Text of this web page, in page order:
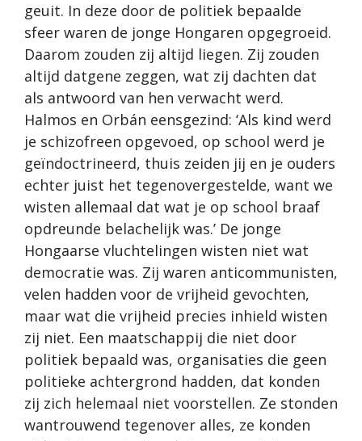
geuit. In deze door de politiek bepaalde
sfeer waren de jonge Hongaren opgegroeid.
Daarom zouden zij altijd liegen. Zij zouden
altijd datgene zeggen, wat zij dachten dat
als antwoord van hen verwacht werd.
Halmos en Orbán eensgezind: ‘Als kind werd
je schizofreen opgevoed, op school werd je
geïndoctrineerd, thuis zeiden jij en je ouders
echter juist het tegenovergestelde, want we
wisten allemaal dat wat je op school braaf
opdreunde belachelijk was.’ De jonge
Hongaarse vluchtelingen wisten niet wat
democratie was. Zij waren anticommunisten,
velen hadden voor de vrijheid gevochten,
maar wat die vrijheid precies inhield wisten
zij niet. Een maatschappij die niet door
politiek bepaald was, organisaties die geen
politieke achtergrond hadden, dat konden
zij zich helemaal niet voorstellen. Ze stonden
wantrouwend tegenover alles, ze konden